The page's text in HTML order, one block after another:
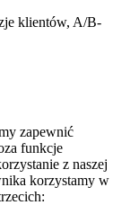
klientów, A/B-
zapewnić
funkcje
z naszej
korzystamy w